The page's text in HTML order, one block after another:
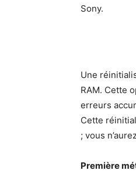
Sony.
Une
RAM. Cette
erreurs
Cette
; vous
Première